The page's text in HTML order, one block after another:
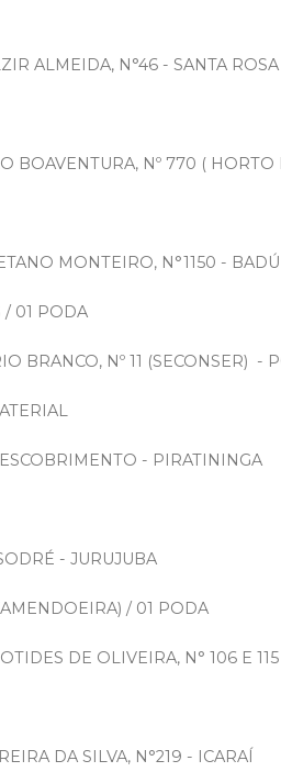
ALMEIDA, N°46 - SANTA ROSA
BOAVENTURA, Nº 770 ( HORTO
MONTEIRO, N°1150 - BADÚ
/ 01 PODA
BRANCO, Nº 11 (SECONSER) -
- PIRATININGA
- JURUJUBA
/ 01 PODA
DE OLIVEIRA, N° 106 E
DA SILVA, N°219 - ICARAÍ